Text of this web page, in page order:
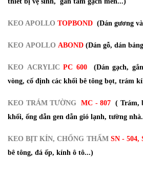
KEO APOLLO TOPBOND (Dán gương
KEO APOLLO ABOND (Dán gỗ, dán
KEO ACRYLIC PC 600
(Dán gạch,
vòng, cố định các khối bê tông bọt, trám
KEO TRÁM TƯỜNG MC - 807 ( Trám,
khối, ống dẫn gen dẫn gió lạnh, tường
KEO BỊT KÍN, CHỐNG THẤM SN - 504,
bê tông, đá ốp, kính ô tô...)